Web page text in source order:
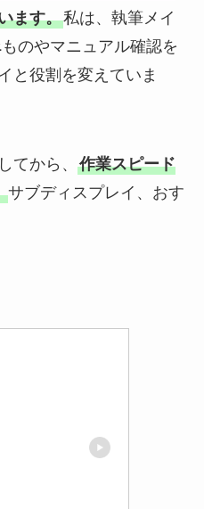
ます。私は、執筆メイ
のやマニュアル確認を
と役割を変えていま
てから、 作業スピード
サブディスプレイ、おす